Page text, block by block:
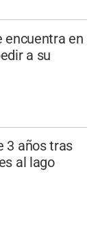
encuentra en
a su
3 años tras
al lago